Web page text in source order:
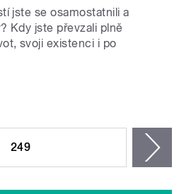
jste se osamostatnili a
Kdy jste převzali plně
svoji existenci i po
249